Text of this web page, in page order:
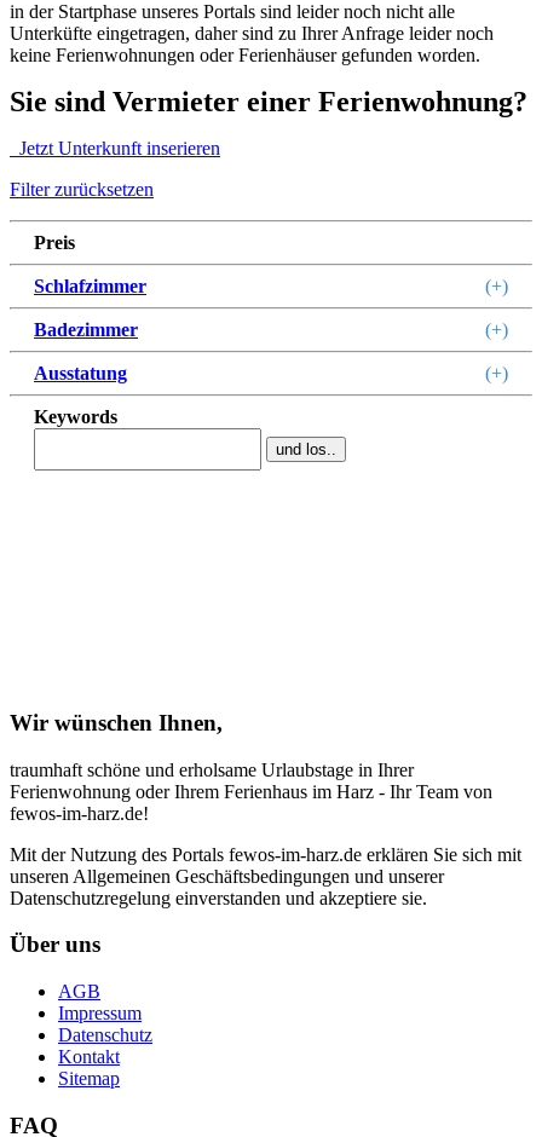
in der Startphase unseres Portals sind leider noch nicht alle
Unterküfte eingetragen, daher sind zu Ihrer Anfrage leider noch
keine Ferienwohnungen oder Ferienhäuser gefunden worden.
Sie sind Vermieter einer Ferienwohnung?
Jetzt Unterkunft inserieren
Filter zurücksetzen
Preis
Schlafzimmer (+)
Badezimmer (+)
Ausstatung (+)
Keywords
und los..
Wir wünschen Ihnen,
traumhaft schöne und erholsame Urlaubstage in Ihrer
Ferienwohnung oder Ihrem Ferienhaus im Harz - Ihr Team von
fewos-im-harz.de!
Mit der Nutzung des Portals fewos-im-harz.de erklären Sie sich mit
unseren Allgemeinen Geschäftsbedingungen und unserer
Datenschutzregelung einverstanden und akzeptiere sie.
Über uns
AGB
Impressum
Datenschutz
Kontakt
Sitemap
FAQ